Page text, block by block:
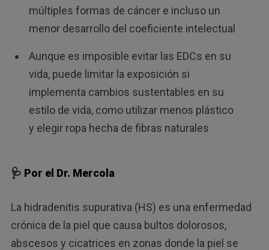
múltiples formas de cáncer e incluso un
menor desarrollo del coeficiente intelectual
Aunque es imposible evitar las EDCs en su
vida, puede limitar la exposición si
implementa cambios sustentables en su
estilo de vida, como utilizar menos plástico
y elegir ropa hecha de fibras naturales
🩺 Por el Dr. Mercola
La hidradenitis supurativa (HS) es una enfermedad
crónica de la piel que causa bultos dolorosos,
abscesos y cicatrices en zonas donde la piel se